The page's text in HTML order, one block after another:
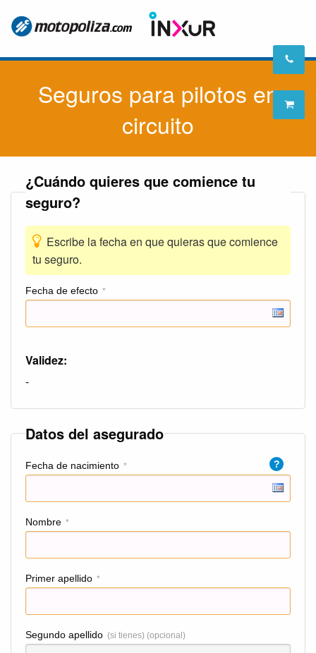
Seguros para pilotos en
circuito
¿Cuándo quieres que comience tu
seguro?
Escribe la fecha en que quieras que comience
tu seguro.
Fecha de efecto *
Validez:
-
Datos del asegurado
Fecha de nacimiento * ?
Nombre *
Primer apellido *
Segundo apellido (si tienes) (opcional)